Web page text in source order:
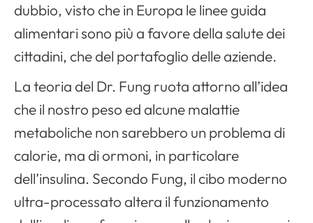
dubbio, visto che in Europa le linee guida
alimentari sono più a favore della salute dei
cittadini, che del portafoglio delle aziende.
La teoria del Dr. Fung ruota attorno all’idea
che il nostro peso ed alcune malattie
metaboliche non sarebbero un problema di
calorie, ma di ormoni, in particolare
dell’insulina. Secondo Fung, il cibo moderno
ultra-processato altera il funzionamento